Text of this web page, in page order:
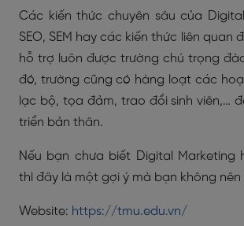
Các kiến thức chuyên sâu của
SEO, SEM hay các kiến thức liên quan
hỗ trợ luôn được trường chú trọng
đó, trường cũng có hàng loạt các
lạc bộ, tọa đảm, trao đổi sinh viên,…
triển bản thân.
Nếu bạn chưa biết Digital Marketing
thì đây là một gợi ý mà bạn không nên
Website: https://tmu.edu.vn/